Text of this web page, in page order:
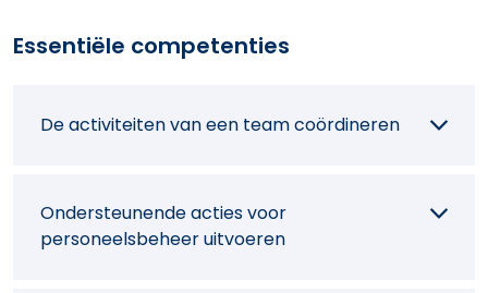
Essentiële competenties
De activiteiten van een team coördineren
Ondersteunende acties voor
personeelsbeheer uitvoeren